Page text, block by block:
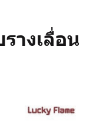
างเลื่อน